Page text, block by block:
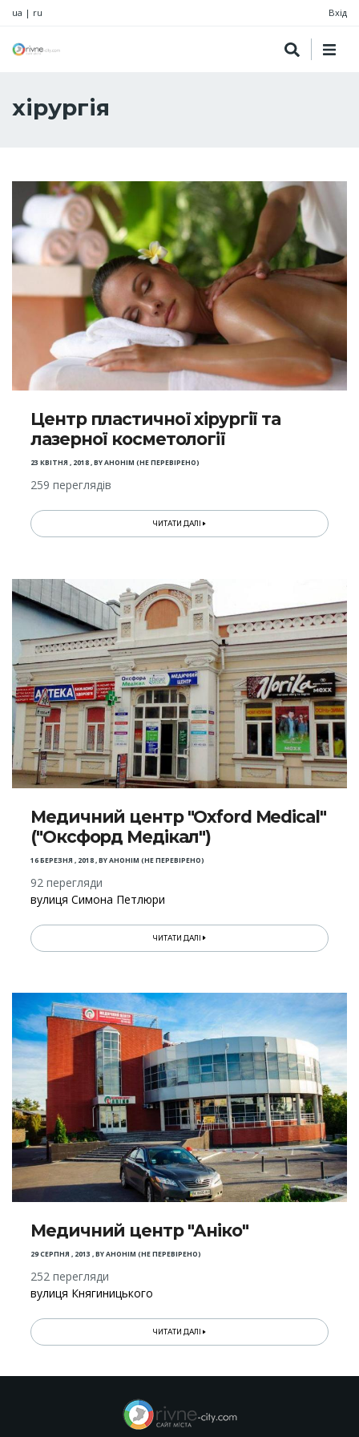
ua | ru Вхід
хірургія
Центр пластичної хірургії та
лазерної косметології
23 КВІТНЯ , 2018,BYАНОНІМ (НЕ ПЕРЕВІРЕНО)
259 переглядів
ЧИТАТИ ДАЛІ
Медичний центр "Oxford Medical"
("Оксфорд Медікал")
16 БЕРЕЗНЯ , 2018,BYАНОНІМ (НЕ ПЕРЕВІРЕНО)
92 перегляди
вулиця Симона Петлюри
ЧИТАТИ ДАЛІ
Медичний центр "Аніко"
29 СЕРПНЯ , 2013 ,BYАНОНІМ (НЕ ПЕРЕВІРЕНО)
252 перегляди
вулиця Княгиницького
ЧИТАТИ ДАЛІ